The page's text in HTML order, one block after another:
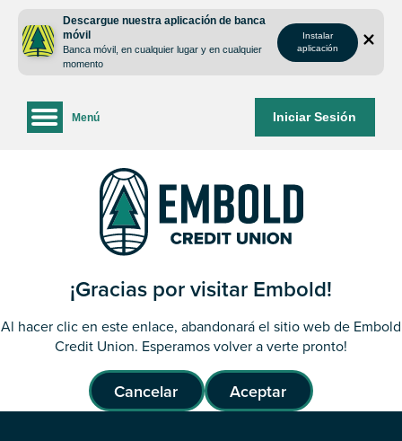
contenido
inicio
Descargue nuestra aplicación de banca
móvil
Banca móvil, en cualquier lugar y en cualquier
momento
Instalar
aplicación
Iniciar Sesión
Menú
¡Gracias por visitar Embold!
Al hacer clic en este enlace, abandonará el sitio web de Embold
Credit Union. Esperamos volver a verte pronto!
Cancelar Aceptar